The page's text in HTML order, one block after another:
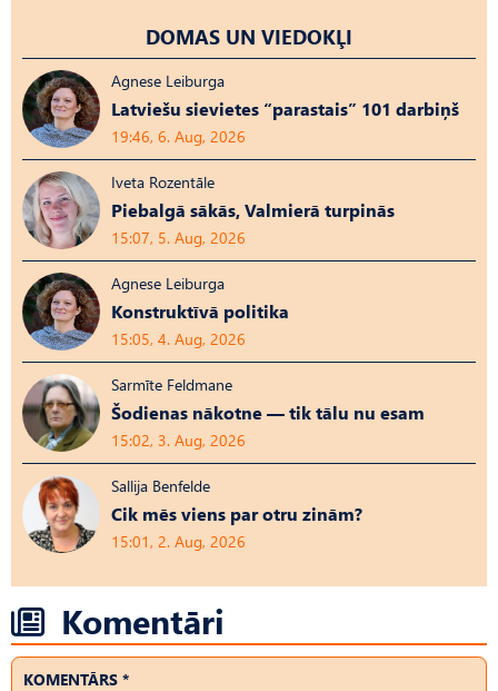
DOMAS UN VIEDOKĻI
Agnese Leiburga
Latviešu sievietes “parastais” 101 darbiņš
19:46, 6. Aug, 2026
Iveta Rozentāle
Piebalgā sākās, Valmierā turpinās
15:07, 5. Aug, 2026
Agnese Leiburga
Konstruktīvā politika
15:05, 4. Aug, 2026
Sarmīte Feldmane
Šodienas nākotne — tik tālu nu esam
15:02, 3. Aug, 2026
Sallija Benfelde
Cik mēs viens par otru zinām?
15:01, 2. Aug, 2026
Komentāri
KOMENTĀRS *